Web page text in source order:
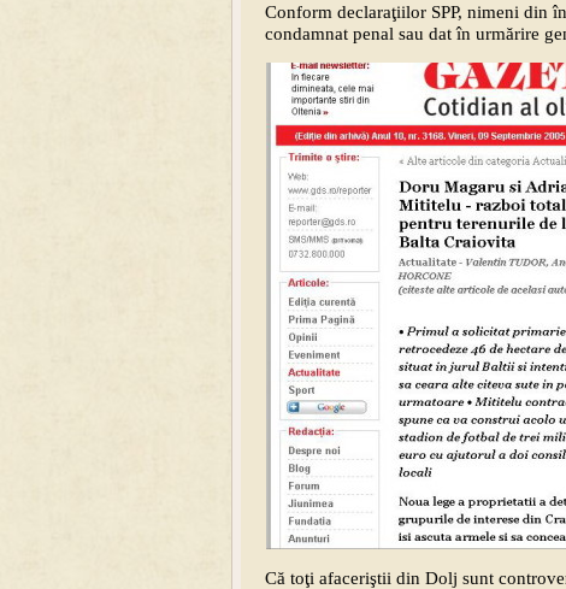
Conform declaraţiilor SPP, nimeni din
condamnat penal sau dat în urmărire
Că toţi afaceriştii din Dolj sunt